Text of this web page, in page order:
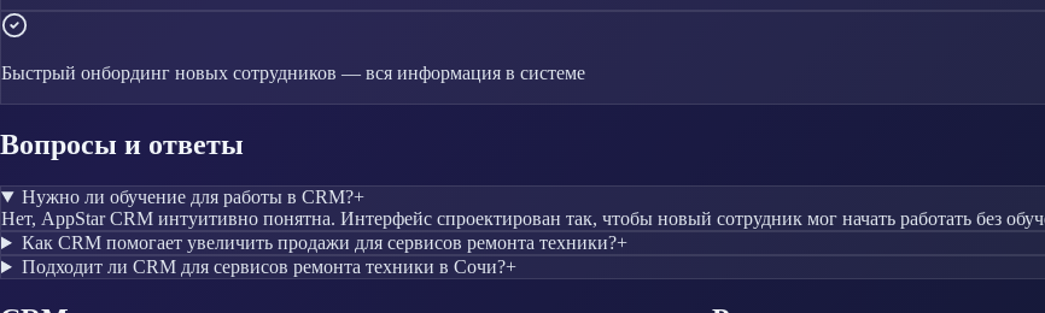
Быстрый онбординг новых сотрудников — вся информация в системе
Вопросы и ответы
Нужно ли обучение для работы в CRM?+
Нет, AppStar CRM интуитивно понятна. Интерфейс спроектирован так, чтобы новый сотрудник мог начать работать без
Как CRM помогает увеличить продажи для сервисов ремонта техники?+
Подходит ли CRM для сервисов ремонта техники в Сочи?+